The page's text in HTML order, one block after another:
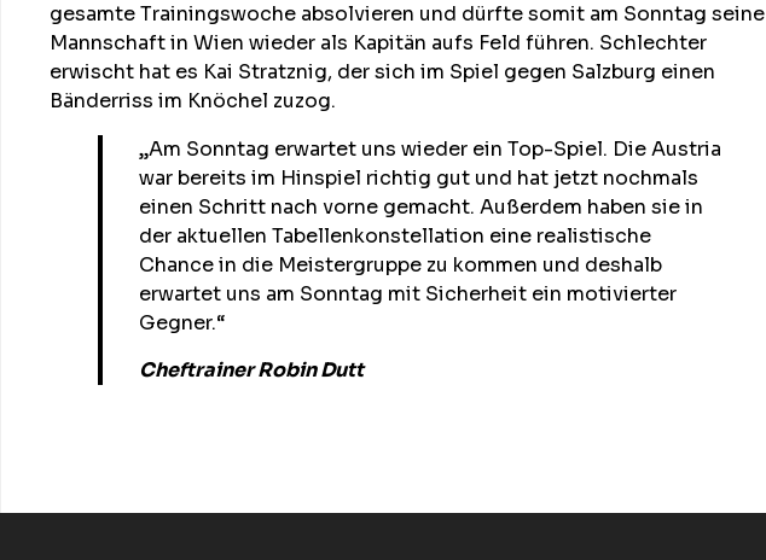
gesamte Trainingswoche absolvieren und dürfte somit am Sonntag seine
Mannschaft in Wien wieder als Kapitän aufs Feld führen. Schlechter
erwischt hat es Kai Stratznig, der sich im Spiel gegen Salzburg einen
Bänderriss im Knöchel zuzog.
„Am Sonntag erwartet uns wieder ein Top-Spiel. Die Austria
war bereits im Hinspiel richtig gut und hat jetzt nochmals
einen Schritt nach vorne gemacht. Außerdem haben sie in
der aktuellen Tabellenkonstellation eine realistische
Chance in die Meistergruppe zu kommen und deshalb
erwartet uns am Sonntag mit Sicherheit ein motivierter
Gegner.“
Cheftrainer Robin Dutt